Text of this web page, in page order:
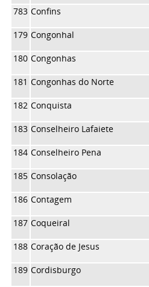
783 Confins
179 Congonhal
180 Congonhas
181 Congonhas do Norte
182 Conquista
183 Conselheiro Lafaiete
184 Conselheiro Pena
185 Consolação
186 Contagem
187 Coqueiral
188 Coração de Jesus
189 Cordisburgo